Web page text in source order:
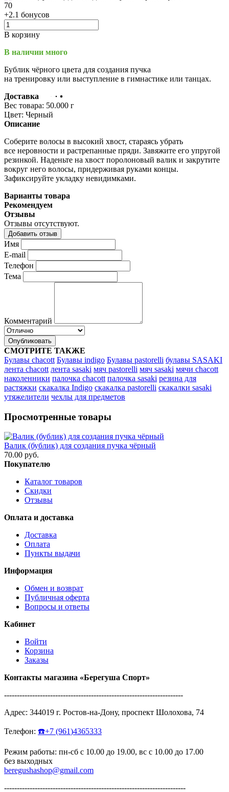
70
+2.1 бонусов
В корзину
В наличии много
Бублик чёрного цвета для создания пучка
на тренировку или выступление в гимнастике или танцах.
Доставка
Вес товара: 50.000 г
Цвет: Черный
Описание
Соберите волосы в высокий хвост, стараясь убрать
все неровности и растрепанные пряди. Завяжите его упругой
резинкой. Наденьте на хвост поролоновый валик и закрутите
вокруг него волосы, придерживая руками концы.
Зафиксируйте укладку невидимками.
Варианты товара
Рекомендуем
Отзывы
Отзывы отсутствуют.
Добавить отзыв
Имя
E-mail
Телефон
Тема
Комментарий
Опубликовать
СМОТРИТЕ ТАКЖЕ
Булавы chacott Булавы indigo Булавы pastorelli булавы SASAKI
лента chacott лента sasaki мяч pastorelli мяч sasaki мячи chacott
наколенники палочка chacott палочка sasaki резина для
растяжки скакалка Indigo скакалка pastorelli скакалки sasaki
утяжелители чехлы для предметов
Просмотренные товары
Валик (бублик) для создания пучка чёрный
70.00 руб.
Покупателю
Каталог товаров
Скидки
Отзывы
Оплата и доставка
Доставка
Оплата
Пункты выдачи
Информация
Обмен и возврат
Публичная оферта
Вопросы и ответы
Кабинет
Войти
Корзина
Заказы
Контакты магазина «Берегуша Спорт»
----------------------------------------------------------------------
Адрес: 344019 г. Ростов-на-Дону, проспект Шолохова, 74
Телефон: ☎️+7 (961)4365333
Режим работы: пн-сб с 10.00 до 19.00, вс с 10.00 до 17.00
без выходных
beregushashop@gmail.com
-----------------------------------------------------------------------